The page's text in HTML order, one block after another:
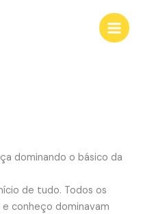
dominando o básico da
de tudo. Todos os
conheço dominavam